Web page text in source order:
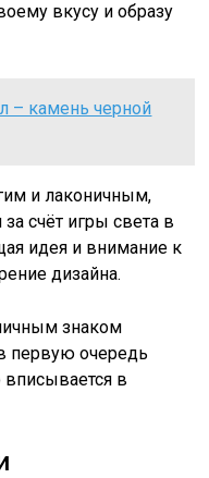
вкусу и образу
– камень черной
и лаконичным,
счёт игры света в
идея и внимание к
дизайна.
знаком
первую очередь
в